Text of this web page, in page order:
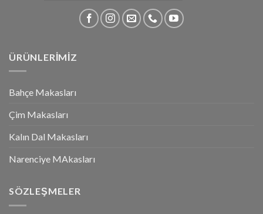
ÜRÜNLERİMİZ
Bahçe Makasları
Çim Makasları
Kalın Dal Makasları
Narenciye MAkasları
SÖZLEŞMELER